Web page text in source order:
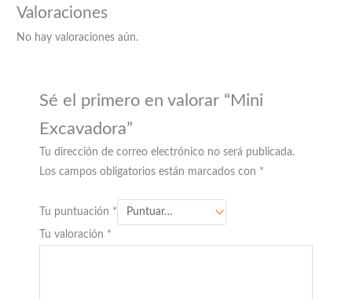
Valoraciones
No hay valoraciones aún.
Sé el primero en valorar “Mini
Excavadora”
Tu dirección de correo electrónico no será publicada.
Los campos obligatorios están marcados con *
Tu puntuación *
Tu valoración *